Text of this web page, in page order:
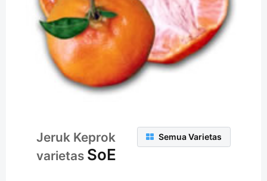
Semua Varietas
Jeruk Keprok
varietas SoE